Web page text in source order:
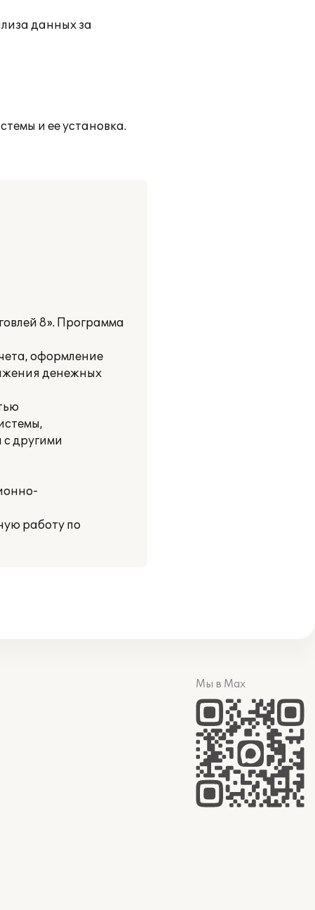
данных за
и ее установка.
8». Программа
оформление
денежных
другими
работу по
Мы в Max